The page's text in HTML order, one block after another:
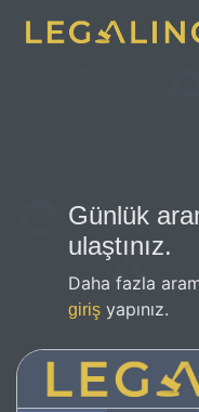
Günlük
ulaştınız.
Daha fazla
giriş yapınız.